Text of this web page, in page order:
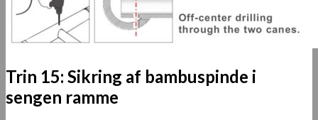
Trin 15: Sikring af bambuspinde i
sengen ramme